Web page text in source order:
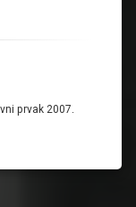
prvak 2007.